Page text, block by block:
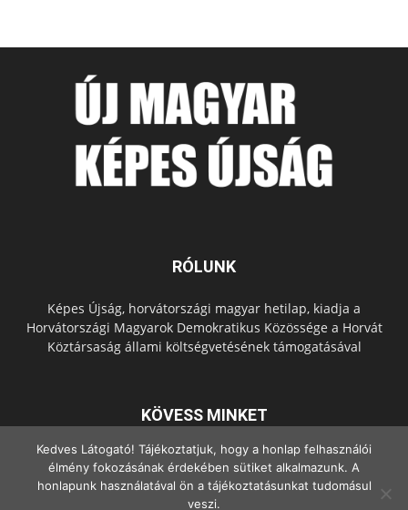
RÓLUNK
Képes Újság, horvátországi magyar hetilap, kiadja a
Horvátországi Magyarok Demokratikus Közössége a Horvát
Köztársaság állami költségvetésének támogatásával
KÖVESS MINKET
Kedves Látogató! Tájékoztatjuk, hogy a honlap felhasználói
élmény fokozásának érdekében sütiket alkalmazunk. A
honlapunk használatával ön a tájékoztatásunkat tudomásul
veszi.